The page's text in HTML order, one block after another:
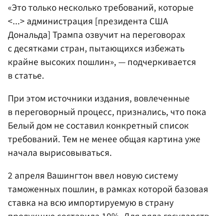
«Это только несколько требований, которые
<...> администрация [президента США
Дональда] Трампа озвучит на переговорах
с десятками стран, пытающихся избежать
крайне высоких пошлин», — подчеркивается
в статье.
При этом источники издания, вовлеченные
в переговорный процесс, признались, что пока
Белый дом не составил конкретный список
требований. Тем не менее общая картина уже
начала вырисовываться.
2 апреля Вашингтон ввел новую систему
таможенных пошлин, в рамках которой базовая
ставка на всю импортируемую в страну